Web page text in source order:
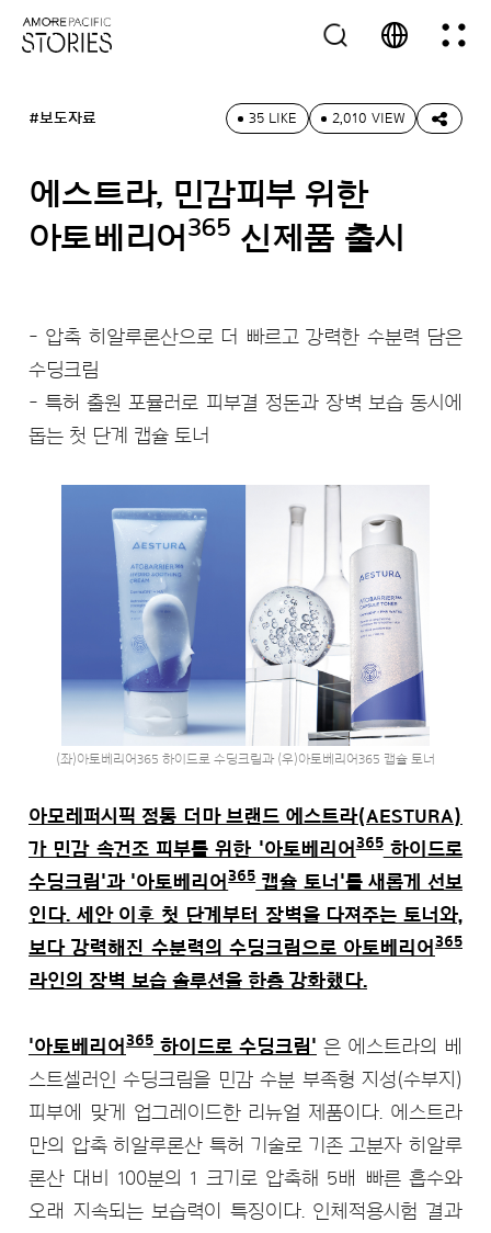
#보도자료 35 LIKE 2,010 VIEW
에스트라, 민감피부 위한
아토베리어 365 신제품 출시
- 압축 히알루론산으로 더 빠르고 강력한 수분력 담은
수딩크림
- 특허 출원 포뮬러로 피부결 정돈과 장벽 보습 동시에
돕는 첫 단계 캡슐 토너
(좌)아토베리어365 하이드로 수딩크림과 (우)아토베리어365 캡슐 토너
아모레퍼시픽 정통 더마 브랜드 에스트라(AESTURA)
가 민감 속건조 피부를 위한 '아토베리어365하이드로
수딩크림'과 '아토베리어365캡슐 토너'를 새롭게 선보
인다. 세안 이후 첫 단계부터 장벽을 다져주는 토너와,
보다 강력해진 수분력의 수딩크림으로 아토베리어 365
라인의 장벽 보습 솔루션을 한층 강화했다.
'아토베리어 365 하이드로 수딩크림' 은 에스트라의 베
스트셀러인 수딩크림을 민감 수분 부족형 지성(수부지)
피부에 맞게 업그레이드한 리뉴얼 제품이다. 에스트라
만의 압축 히알루론산 특허 기술로 기존 고분자 히알루
론산 대비 100분의 1 크기로 압축해 5배 빠른 흡수와
오래 지속되는 보습력이 특징이다. 인체적용시험 결과